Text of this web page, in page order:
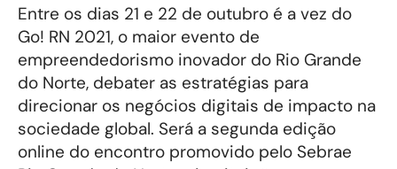
Entre os dias 21 e 22 de outubro é a vez do
Go! RN 2021, o maior evento de
empreendedorismo inovador do Rio Grande
do Norte, debater as estratégias para
direcionar os negócios digitais de impacto na
sociedade global. Será a segunda edição
online do encontro promovido pelo Sebrae